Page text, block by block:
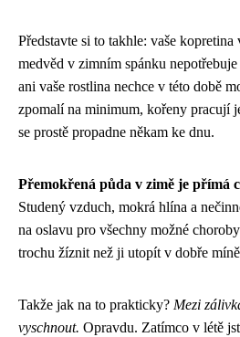
Představte si to takhle: vaše
medvěd v zimním spánku
ani vaše rostlina nechce v této době
zpomalí na minimum, kořeny pracují
se prostě propadne někam ke dnu.
Přemokřená půda v zimě je přímá
Studený vzduch, mokrá hlína a
na oslavu pro všechny možné
trochu žíznit než ji utopít v dobře
Takže jak na to prakticky? Mezi
vyschnout. Opravdu. Zatímco v létě